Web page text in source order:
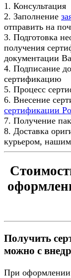
1. Консультация
2. Заполнение
отправить на
3. Подготовка
получения
документации
4. Подписание
сертификацию
5. Процесс
6. Внесение
сертификации
7. Получение
8. Доставка
курьером,
Получить
можно с
При оформлении